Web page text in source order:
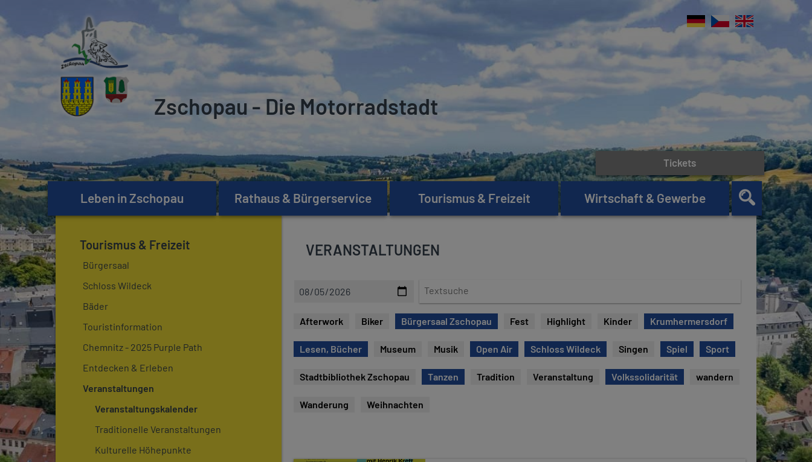
Zschopau - Die Motorradstadt
Leben in Zschopau Rathaus & Bürgerservice Tourismus & Freizeit Wirtschaft & Gewerbe
Tickets
Tourismus & Freizeit
Bürgersaal
Schloss Wildeck
Bäder
Touristinformation
Chemnitz - 2025 Purple Path
Entdecken & Erleben
Veranstaltungen
Veranstaltungskalender
Traditionelle Veranstaltungen
Kulturelle Höhepunkte
VERANSTALTUNGEN
x
t
Afterwork Biker Bürgersaal Zschopau Fest Highlight Kinder Krumhermersdorf
Lesen, Bücher Museum Musik Open Air Schloss Wildeck Singen Spiel Sport
Stadtbibliothek Zschopau Tanzen Tradition Veranstaltung Volkssolidarität wandern
Wanderung Weihnachten